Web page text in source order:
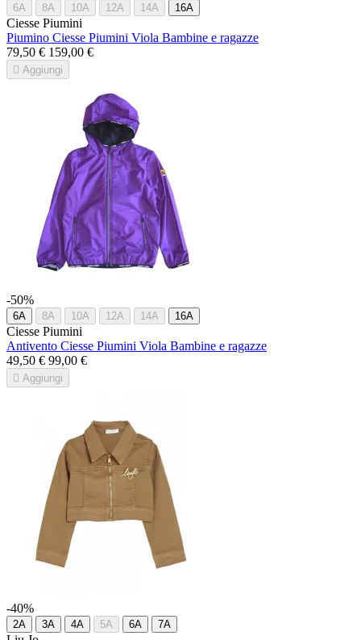
6A 8A 10A 12A 14A 16A
Ciesse Piumini
Piumino Ciesse Piumini Viola Bambine e ragazze
79,50 € 159,00 €
 Aggiungi
-50%
6A 8A 10A 12A 14A 16A
Ciesse Piumini
Antivento Ciesse Piumini Viola Bambine e ragazze
49,50 € 99,00 €
 Aggiungi
-40%
2A 3A 4A 5A 6A 7A